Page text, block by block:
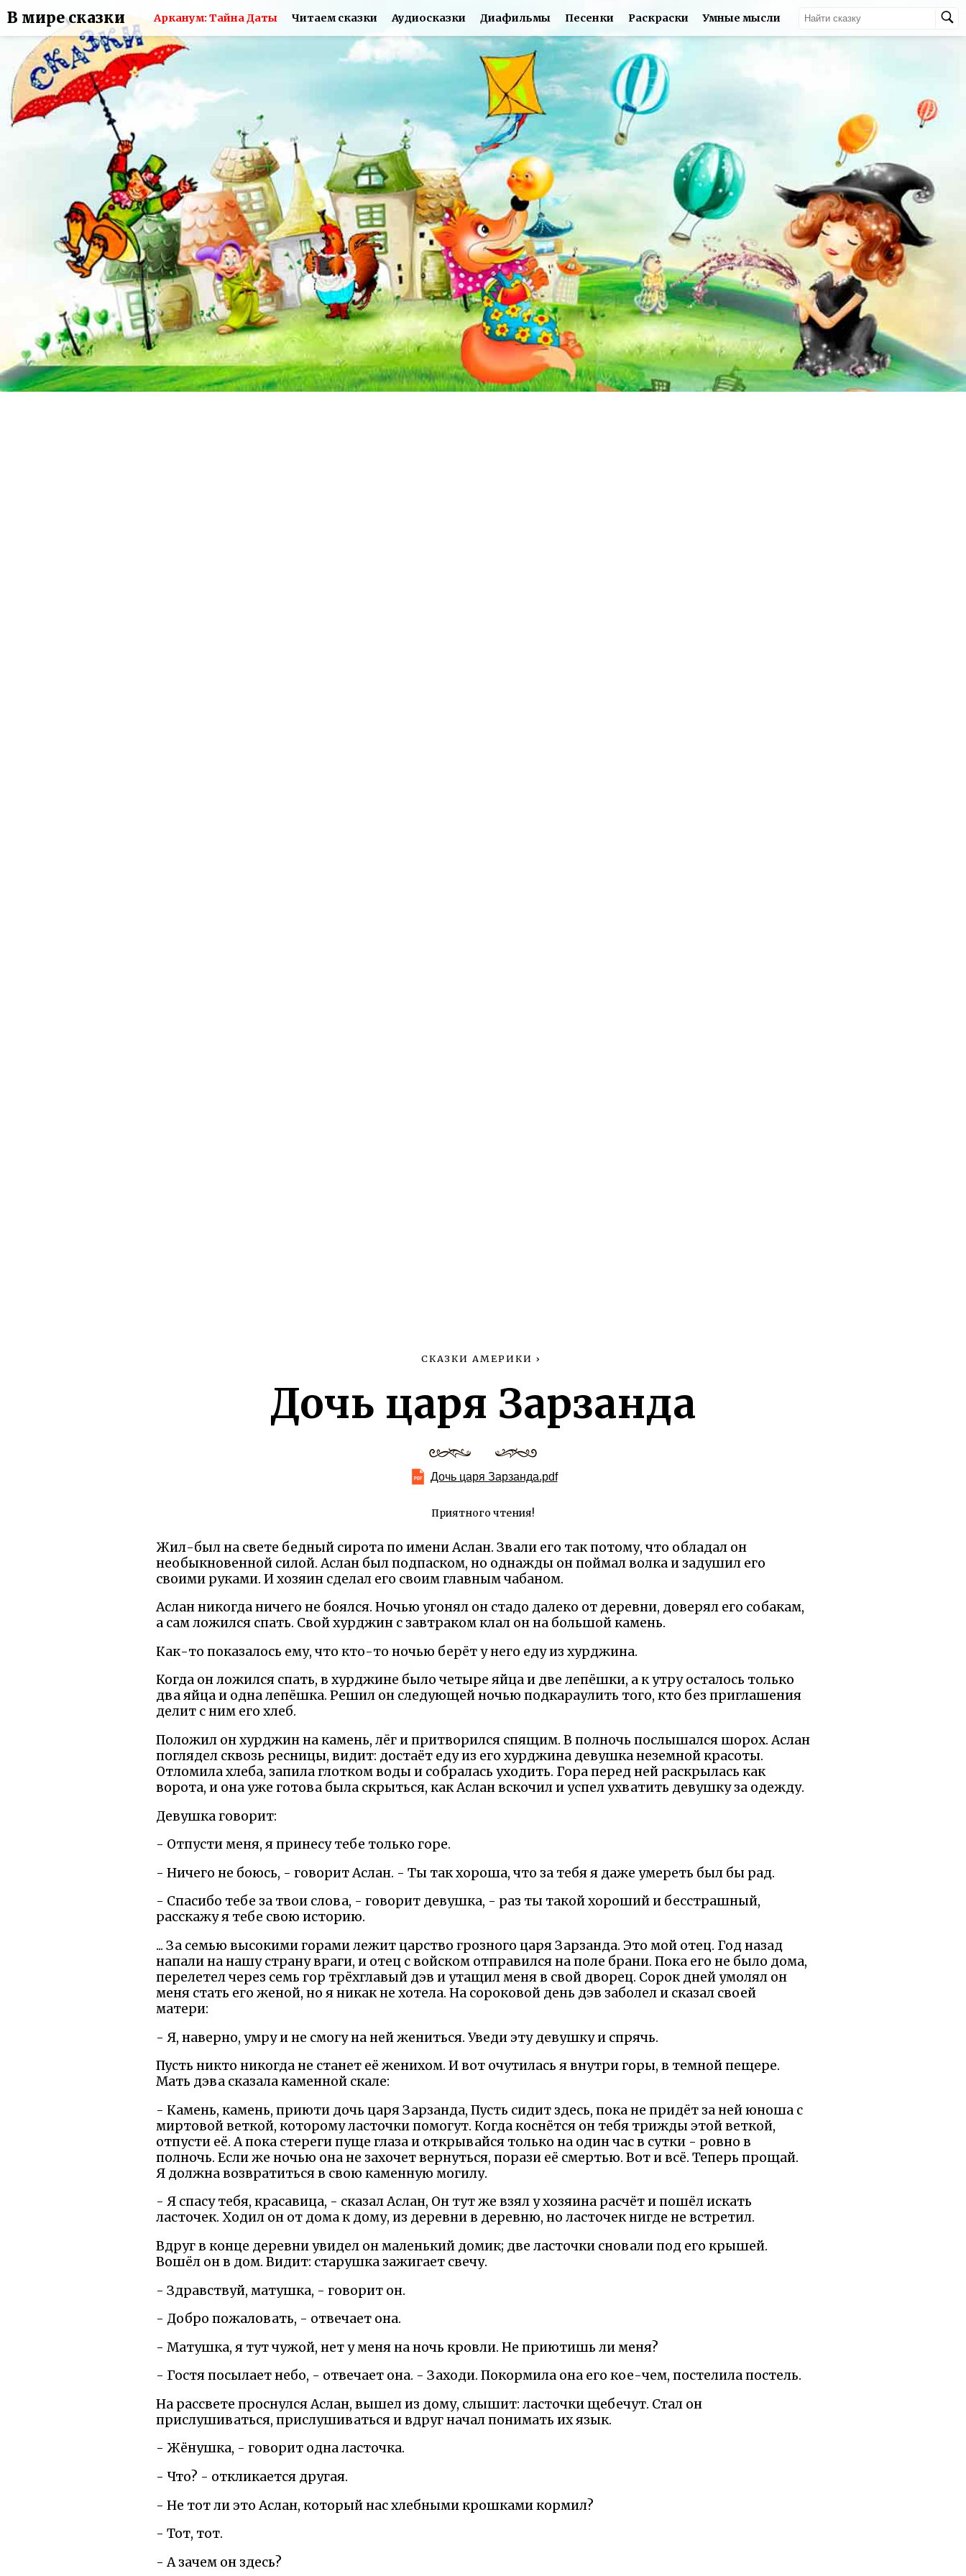
В мире сказки Арканум: Тайна Даты Читаем сказки Аудиосказки Диафильмы Песенки Раскраски Умные мысли
СКАЗКИ АМЕРИКИ ›
Дочь царя Зарзанда
Дочь царя Зарзанда.pdf
Приятного чтения!
Жил-был на свете бедный сирота по имени Аслан. Звали его так потому, что обладал он
необыкновенной силой. Аслан был подпаском, но однажды он поймал волка и задушил его
своими руками. И хозяин сделал его своим главным чабаном.
Аслан никогда ничего не боялся. Ночью угонял он стадо далеко от деревни, доверял его собакам,
а сам ложился спать. Свой хурджин с завтраком клал он на большой камень.
Как-то показалось ему, что кто-то ночью берёт у него еду из хурджина.
Когда он ложился спать, в хурджине было четыре яйца и две лепёшки, а к утру осталось только
два яйца и одна лепёшка. Решил он следующей ночью подкараулить того, кто без приглашения
делит с ним его хлеб.
Положил он хурджин на камень, лёг и притворился спящим. В полночь послышался шорох. Аслан
поглядел сквозь ресницы, видит: достаёт еду из его хурджина девушка неземной красоты.
Отломила хлеба, запила глотком воды и собралась уходить. Гора перед ней раскрылась как
ворота, и она уже готова была скрыться, как Аслан вскочил и успел ухватить девушку за одежду.
Девушка говорит:
- Отпусти меня, я принесу тебе только горе.
- Ничего не боюсь, - говорит Аслан. - Ты так хороша, что за тебя я даже умереть был бы рад.
- Спасибо тебе за твои слова, - говорит девушка, - раз ты такой хороший и бесстрашный,
расскажу я тебе свою историю.
... За семью высокими горами лежит царство грозного царя Зарзанда. Это мой отец. Год назад
напали на нашу страну враги, и отец с войском отправился на поле брани. Пока его не было дома,
перелетел через семь гор трёхглавый дэв и утащил меня в свой дворец. Сорок дней умолял он
меня стать его женой, но я никак не хотела. На сороковой день дэв заболел и сказал своей
матери:
- Я, наверно, умру и не смогу на ней жениться. Уведи эту девушку и спрячь.
Пусть никто никогда не станет её женихом. И вот очутилась я внутри горы, в темной пещере.
Мать дэва сказала каменной скале:
- Камень, камень, приюти дочь царя Зарзанда, Пусть сидит здесь, пока не придёт за ней юноша с
миртовой веткой, которому ласточки помогут. Когда коснётся он тебя трижды этой веткой,
отпусти её. А пока стереги пуще глаза и открывайся только на один час в сутки - ровно в
полночь. Если же ночью она не захочет вернуться, порази её смертью. Вот и всё. Теперь прощай.
Я должна возвратиться в свою каменную могилу.
- Я спасу тебя, красавица, - сказал Аслан, Он тут же взял у хозяина расчёт и пошёл искать
ласточек. Ходил он от дома к дому, из деревни в деревню, но ласточек нигде не встретил.
Вдруг в конце деревни увидел он маленький домик; две ласточки сновали под его крышей.
Вошёл он в дом. Видит: старушка зажигает свечу.
- Здравствуй, матушка, - говорит он.
- Добро пожаловать, - отвечает она.
- Матушка, я тут чужой, нет у меня на ночь кровли. Не приютишь ли меня?
- Гостя посылает небо, - отвечает она. - Заходи. Покормила она его кое-чем, постелила постель.
На рассвете проснулся Аслан, вышел из дому, слышит: ласточки щебечут. Стал он
прислушиваться, прислушиваться и вдруг начал понимать их язык.
- Жёнушка, - говорит одна ласточка.
- Что? - откликается другая.
- Не тот ли это Аслан, который нас хлебными крошками кормил?
- Тот, тот.
- А зачем он здесь?